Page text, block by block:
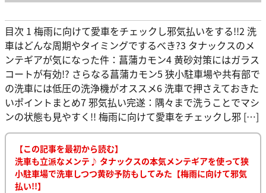
目次 1 梅雨に向けて愛車をチェックし邪気払いをする!!2 洗
車はどんな周期やタイミングでするべき?3 タナックスのメ
ンテギアが気になった件：菖蒲カモン4 黄砂対策にはガラス
コートが有効!? さらなる菖蒲カモン5 狭小駐車場や共有部で
の洗車には低圧の洗浄機がオススメ6 洗車で押さえておきた
いポイントまとめ7 邪気払い完遂：隅々まで洗うことでマシ
ンの状態も見やすく!! 梅雨に向けて愛車をチェックし邪 […]
【この記事を最初から読む】
洗車も立派なメンテ♪ タナックスの本気メンテギアを使って狭
小駐車場で洗車しつつ黄砂予防もしてみた【梅雨に向けて邪気
払い!!】